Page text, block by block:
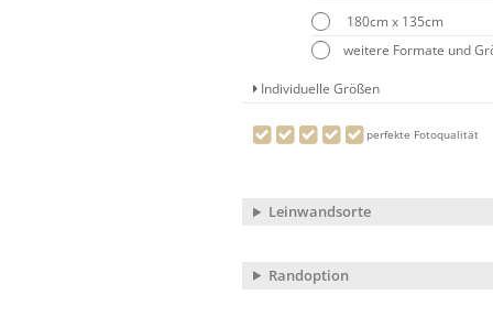
180cm x 135cm
weitere Formate und
Individuelle Größen
perfekte Fotoqualität
Leinwandsorte
Randoption